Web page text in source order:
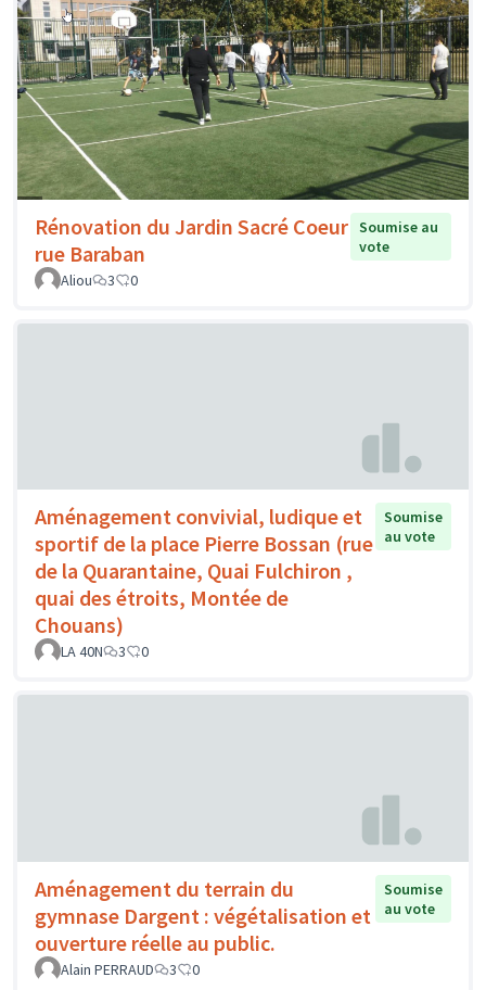
Rénovation du Jardin Sacré Coeur
rue Baraban
Soumise au
vote
Aliou
3 0
Aménagement convivial, ludique et
sportif de la place Pierre Bossan (rue
de la Quarantaine, Quai Fulchiron ,
quai des étroits, Montée de
Chouans)
Soumise
au vote
LA 40N 3 0
Aménagement du terrain du
gymnase Dargent : végétalisation et
ouverture réelle au public.
Soumise
au vote
Alain PERRAUD 3 0